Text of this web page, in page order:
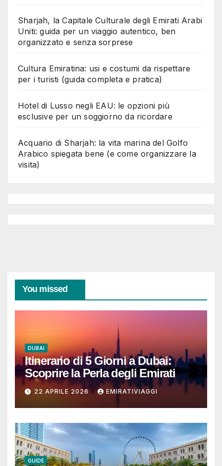
Sharjah, la Capitale Culturale degli Emirati Arabi
Uniti: guida per un viaggio autentico, ben
organizzato e senza sorprese
Cultura Emiratina: usi e costumi da rispettare
per i turisti (guida completa e pratica)
Hotel di Lusso negli EAU: le opzioni più
esclusive per un soggiorno da ricordare
Acquario di Sharjah: la vita marina del Golfo
Arabico spiegata bene (e come organizzare la
visita)
You missed
DUBAI
Itinerario di 5 Giorni a Dubai:
Scoprire la Perla degli Emirati
22 APRILE 2026 EMIRATIVIAGGI
GUIDE